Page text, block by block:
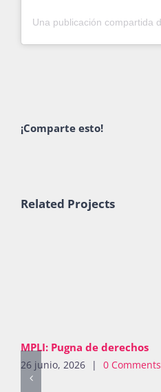
¡Comparte esto!
Related Projects
MPLI: Pugna de derechos
26 junio, 2026 | 0 Comments